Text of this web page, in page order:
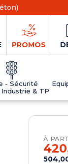
PROMOS
- Sécurité
& TP
À